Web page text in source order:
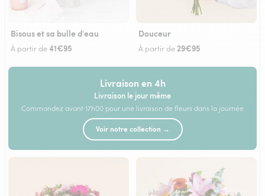
Bisous et sa bulle d'eau
À partir de41€95
Douceur
À partir de29€95
Livraison en 4h
Livraison le jour même
Commandez avant 17h00 pour une livraison de fleurs dans la journée
Voir notre collection →